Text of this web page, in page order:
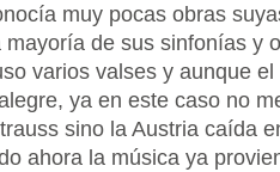
muy pocas obras
de sus sinfonías y
varios valses y aunque
ya en este caso no
sino la Austria caída
ahora la música ya